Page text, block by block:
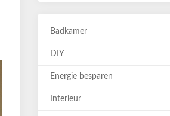
Badkamer
DIY
Energie besparen
Interieur